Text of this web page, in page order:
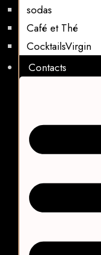
sodas
Café et Thé
CocktailsVirgin​
Contacts